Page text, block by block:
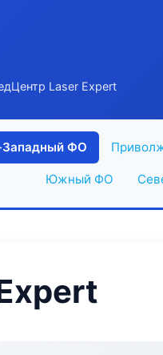
Laser Expert
Западный ФО
Южный ФО